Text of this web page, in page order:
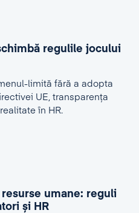
regulile jocului
limită fără a adopta
UE, transparența
în HR.
umane: reguli
și HR